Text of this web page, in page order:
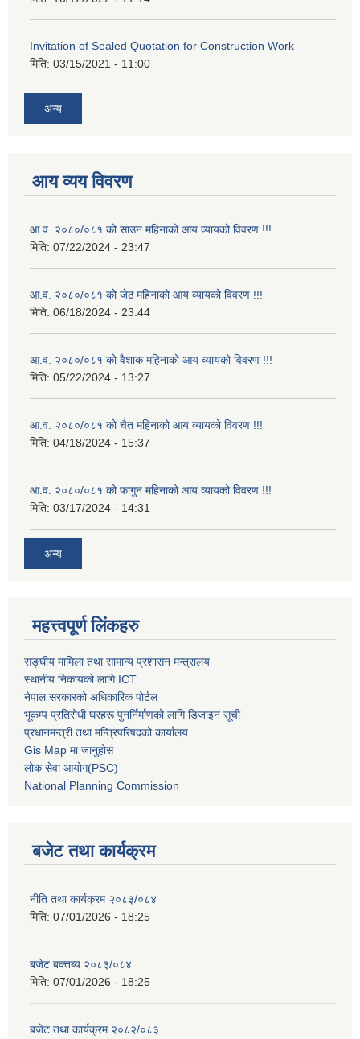
Invitation of Sealed Quotation for Construction Work
मिति: 03/15/2021 - 11:00
अन्य
आय व्यय विवरण
आ.व. २०८०/०८१ को साउन महिनाको आय व्यायको विवरण !!!
मिति: 07/22/2024 - 23:47
आ.व. २०८०/०८१ को जेठ महिनाको आय व्यायको विवरण !!!
मिति: 06/18/2024 - 23:44
आ.व. २०८०/०८१ को वैशाक महिनाको आय व्यायको विवरण !!!
मिति: 05/22/2024 - 13:27
आ.व. २०८०/०८१ को चैत महिनाको आय व्यायको विवरण !!!
मिति: 04/18/2024 - 15:37
आ.व. २०८०/०८१ को फागुन महिनाको आय व्यायको विवरण !!!
मिति: 03/17/2024 - 14:31
अन्य
महत्त्वपूर्ण लिंकहरु
सङ्घीय मामिला तथा सामान्य प्रशासन मन्त्रालय
स्थानीय निकायको लागि ICT
नेपाल सरकारको अधिकारिक पोर्टल
भूकम्प प्रतिरोधी घरहरू पुनर्निर्माणको लागि डिजाइन सूची
प्रधानमन्त्री तथा मन्त्रिपरिषदको कार्यालय
Gis Map मा जानुहोस
लोक सेवा आयोग(PSC)
National Planning Commission
बजेट तथा कार्यक्रम
नीति तथा कार्यक्रम २०८३/०८४
मिति: 07/01/2026 - 18:25
बजेट बक्तब्य २०८३/०८४
मिति: 07/01/2026 - 18:25
बजेट तथा कार्यक्रम २०८२/०८३